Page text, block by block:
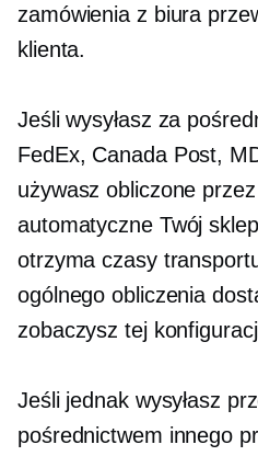
zamówienia z biura
klienta.
Jeśli wysyłasz za
FedEx, Canada Post,
używaszobliczone
automatyczne Twój
otrzyma czasy
ogólnego obliczenia
zobaczysz tej
Jeśli jednak wysyłasz
pośrednictwem innego